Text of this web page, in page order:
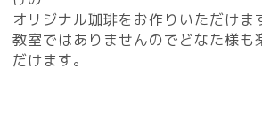
オリジナル珈琲をお作りいただけ
教室ではありませんのでどなた様も
だけます。